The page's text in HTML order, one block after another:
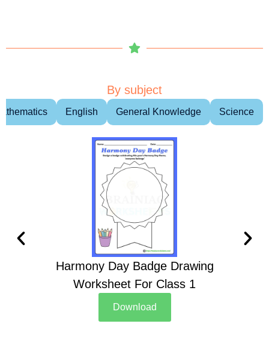
By subject
English General Knowledge Science
Harmony Day Badge Drawing
Worksheet For Class 1
Download